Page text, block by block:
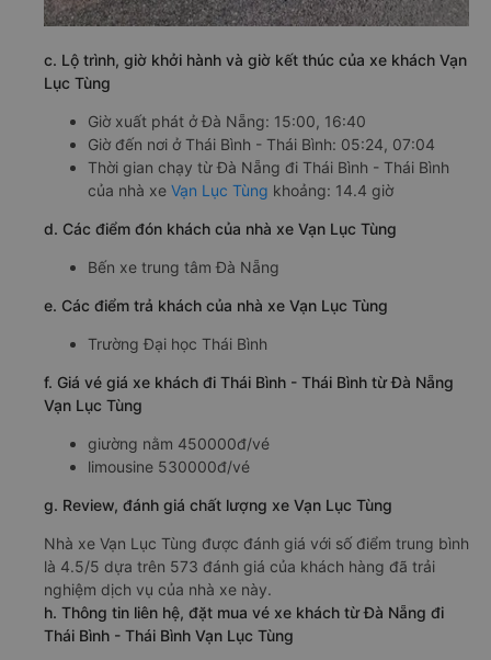
c. Lộ trình, giờ khởi hành và giờ kết thúc của xe khách Vạn
Lục Tùng
Giờ xuất phát ở Đà Nẵng: 15:00, 16:40
Giờ đến nơi ở Thái Bình - Thái Bình: 05:24, 07:04
Thời gian chạy từ Đà Nẵng đi Thái Bình - Thái Bình
của nhà xe Vạn Lục Tùng khoảng: 14.4 giờ
d. Các điểm đón khách của nhà xe Vạn Lục Tùng
Bến xe trung tâm Đà Nẵng
e. Các điểm trả khách của nhà xe Vạn Lục Tùng
Trường Đại học Thái Bình
f. Giá vé giá xe khách đi Thái Bình - Thái Bình từ Đà Nẵng
Vạn Lục Tùng
giường nằm 450000đ/vé
limousine 530000đ/vé
g. Review, đánh giá chất lượng xe Vạn Lục Tùng
Nhà xe Vạn Lục Tùng được đánh giá với số điểm trung bình
là 4.5/5 dựa trên 573 đánh giá của khách hàng đã trải
nghiệm dịch vụ của nhà xe này.
h. Thông tin liên hệ, đặt mua vé xe khách từ Đà Nẵng đi
Thái Bình - Thái Bình Vạn Lục Tùng